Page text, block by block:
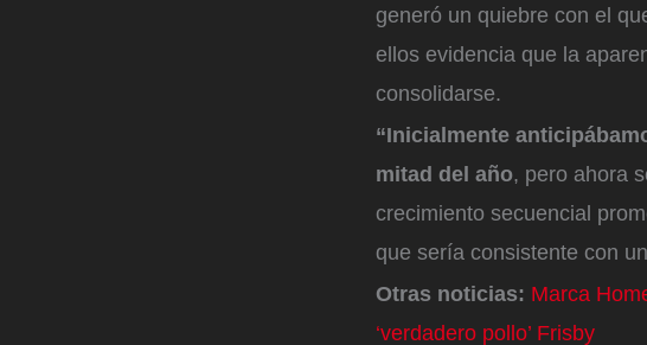
generó un quiebre con el
ellos evidencia que la
consolidarse.
“Inicialmente
mitad del año, pero ahora
crecimiento secuencial
que sería consistente con
Otras noticias: Marca
‘verdadero pollo’ Frisby